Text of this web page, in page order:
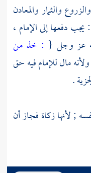
والثمار والمعادن
دفعها إلى الإمام ،
عز وجل { : خذ من
مال للإمام فيه حق
.
; لأنها زكاة فجاز أن